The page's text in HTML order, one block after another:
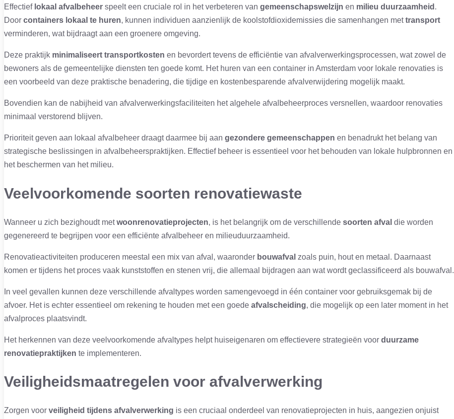
Effectief lokaal afvalbeheer speelt een cruciale rol in het verbeteren van gemeenschapswelzijn en milieu duurzaamheid .
Door containers lokaal te huren, kunnen individuen aanzienlijk de koolstofdioxidemissies die samenhangen mettransport
verminderen, wat bijdraagt aan een groenere omgeving.
Deze praktijk minimaliseert transportkosten en bevordert tevens de efficiëntie van afvalverwerkingsprocessen, wat zowel de
bewoners als de gemeentelijke diensten ten goede komt. Het huren van een container in Amsterdam voor lokale renovaties is
een voorbeeld van deze praktische benadering, die tijdige en kostenbesparende afvalverwijdering mogelijk maakt.
Bovendien kan de nabijheid van afvalverwerkingsfaciliteiten het algehele afvalbeheerproces versnellen, waardoor renovaties
minimaal verstorend blijven.
Prioriteit geven aan lokaal afvalbeheer draagt daarmee bij aan gezondere gemeenschappen en benadrukt het belang van
strategische beslissingen in afvalbeheerspraktijken. Effectief beheer is essentieel voor het behouden van lokale hulpbronnen en
het beschermen van het milieu.
Veelvoorkomende soorten renovatiewaste
Wanneer u zich bezighoudt metwoonrenovatieprojecten, is het belangrijk om de verschillende soorten afval die worden
gegenereerd te begrijpen voor een efficiënte afvalbeheer en milieuduurzaamheid.
Renovatieactiviteiten produceren meestal een mix van afval, waaronder bouwafval zoals puin, hout en metaal. Daarnaast
komen er tijdens het proces vaak kunststoffen en stenen vrij, die allemaal bijdragen aan wat wordt geclassificeerd als bouwafval.
In veel gevallen kunnen deze verschillende afvaltypes worden samengevoegd in één container voor gebruiksgemak bij de
afvoer. Het is echter essentieel om rekening te houden met een goede afvalscheiding, die mogelijk op een later moment in het
afvalproces plaatsvindt.
Het herkennen van deze veelvoorkomende afvaltypes helpt huiseigenaren om effectievere strategieën voor duurzame
renovatiepraktijken te implementeren.
Veiligheidsmaatregelen voor afvalverwerking
Zorgen voor veiligheid tijdens afvalverwerking is een cruciaal onderdeel van renovatieprojecten in huis, aangezien onjuist